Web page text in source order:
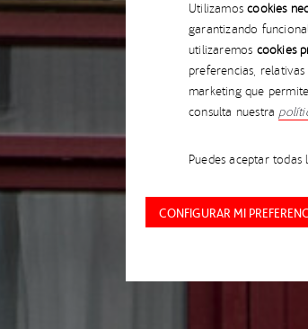
Utilizamoscookies
garantizando
utilizaremos cookies
preferencias,
marketing que
consulta nuestra
Puedes aceptar
CONFIGURAR MI